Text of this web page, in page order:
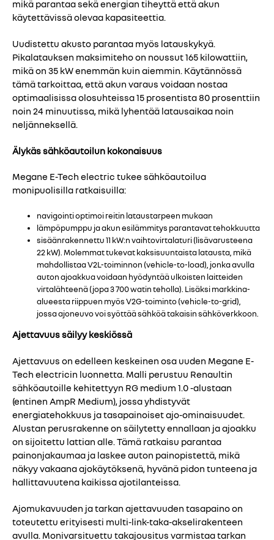
mikä parantaa sekä energian tiheyttä että akun
käytettävissä olevaa kapasiteettia.
Uudistettu akusto parantaa myös latauskykyä.
Pikalatauksen maksimiteho on noussut 165 kilowattiin,
mikä on 35 kW enemmän kuin aiemmin. Käytännössä
tämä tarkoittaa, että akun varaus voidaan nostaa
optimaalisissa olosuhteissa 15 prosentista 80 prosenttiin
noin 24 minuutissa, mikä lyhentää latausaikaa noin
neljänneksellä.
Älykäs sähköautoilun kokonaisuus
Megane E-Tech electric tukee sähköautoilua
monipuolisilla ratkaisuilla:
navigointi optimoi reitin lataustarpeen mukaan
lämpöpumppu ja akun esilämmitys parantavat tehokkuutta
sisäänrakennettu 11 kW:n vaihtovirtalaturi (lisävarusteena
22 kW). Molemmat tukevat kaksisuuntaista latausta, mikä
mahdollistaa V2L-toiminnon (vehicle-to-load), jonka avulla
auton ajoakkua voidaan hyödyntää ulkoisten laitteiden
virtalähteenä (jopa 3 700 watin teholla). Lisäksi markkina-
alueesta riippuen myös V2G-toiminto (vehicle-to-grid),
jossa ajoneuvo voi syöttää sähköä takaisin sähköverkkoon.
Ajettavuus säilyy keskiössä
Ajettavuus on edelleen keskeinen osa uuden Megane E-
Tech electricin luonnetta. Malli perustuu Renaultin
sähköautoille kehitettyyn RG medium 1.0 -alustaan
(entinen AmpR Medium), jossa yhdistyvät
energiatehokkuus ja tasapainoiset ajo-ominaisuudet.
Alustan perusrakenne on säilytetty ennallaan ja ajoakku
on sijoitettu lattian alle. Tämä ratkaisu parantaa
painonjakaumaa ja laskee auton painopistettä, mikä
näkyy vakaana ajokäytöksenä, hyvänä pidon tunteena ja
hallittavuutena kaikissa ajotilanteissa.
Ajomukavuuden ja tarkan ajettavuuden tasapaino on
toteutettu erityisesti multi-link-taka-akselirakenteen
avulla. Monivarsituettu takajousitus varmistaa tarkan